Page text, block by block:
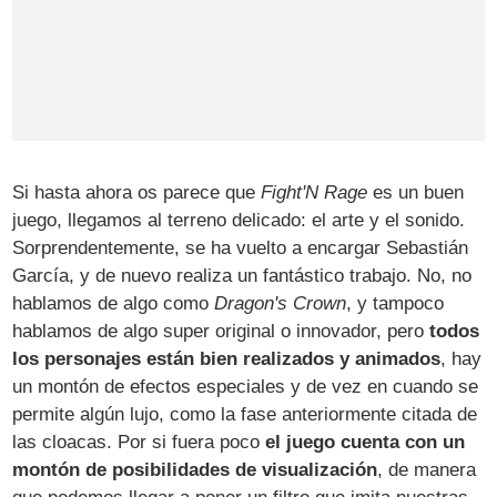
Si hasta ahora os parece queFight'N Rage es un buen
juego, llegamos al terreno delicado: el arte y el sonido.
Sorprendentemente, se ha vuelto a encargar Sebastián
García, y de nuevo realiza un fantástico trabajo. No, no
hablamos de algo comoDragon's Crown, y tampoco
hablamos de algo super original o innovador, perotodos
los personajes están bien realizados y animados, hay
un montón de efectos especiales y de vez en cuando se
permite algún lujo, como la fase anteriormente citada de
las cloacas. Por si fuera pocoel juego cuenta con un
montón de posibilidades de visualización, de manera